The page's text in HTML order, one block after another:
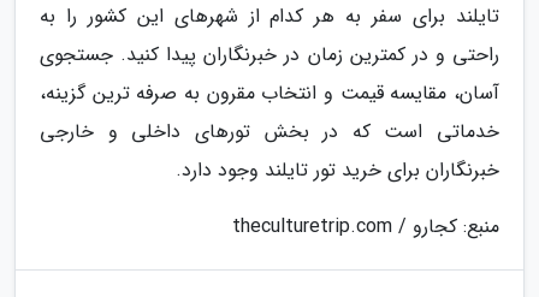
تایلند برای سفر به هر کدام از شهرهای این کشور را به
راحتی و در کمترین زمان در خبرنگاران پیدا کنید. جستجوی
آسان، مقایسه قیمت و انتخاب مقرون به صرفه ترین گزینه،
خدماتی است که در بخش تورهای داخلی و خارجی
خبرنگاران برای خرید تور تایلند وجود دارد.
منبع: کجارو / theculturetrip.com